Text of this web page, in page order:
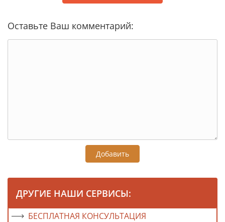
Оставьте Ваш комментарий:
Добавить
ДРУГИЕ НАШИ СЕРВИСЫ:
БЕСПЛАТНАЯ КОНСУЛЬТАЦИЯ